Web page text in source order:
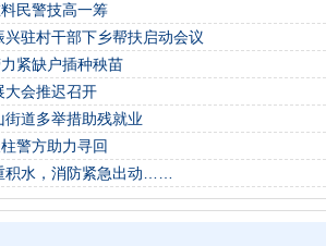
民警技高一筹
驻村干部下乡帮扶启动会议
紧缺户插种秧苗
大会推迟召开
街道多举措助残就业
警方助力寻回
积水，消防紧急出动……